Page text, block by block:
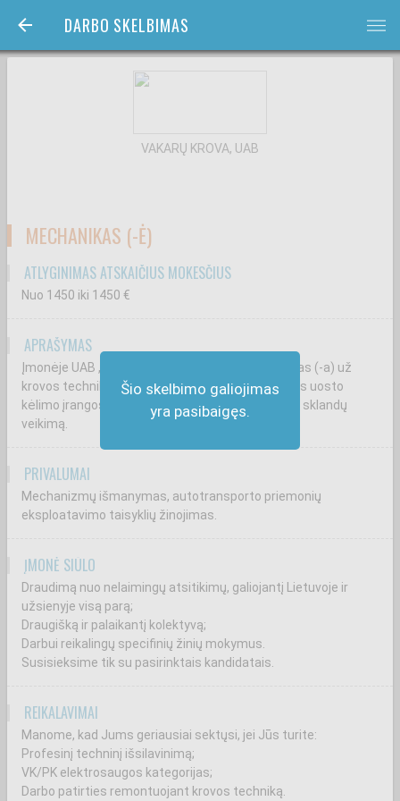
DARBO SKELBIMAS bars
Šio skelbimo galiojimas
yra pasibaigęs.
VAKARŲ KROVA, UAB
MECHANIKAS (-Ė)
ATLYGINIMAS ATSKAIČIUS MOKESČIUS
Nuo 1450 iki 1450 €
APRAŠYMAS
Įmonėje UAB „Vakarų krova" Jūs būsite atsakingas (-a) už
krovos technikos (ratinės/mobilios ir stacionarios uosto
kėlimo įrangos) priežiūros, remonto darbus bei jų sklandų
veikimą.
PRIVALUMAI
Mechanizmų išmanymas, autotransporto priemonių
eksploatavimo taisyklių žinojimas.
ĮMONĖ SIŪLO
Draudimą nuo nelaimingų atsitikimų, galiojantį Lietuvoje ir
užsienyje visą parą;
Draugišką ir palaikantį kolektyvą;
Darbui reikalingų specifinių žinių mokymus.
Susisieksime tik su pasirinktais kandidatais.
REIKALAVIMAI
Manome, kad Jums geriausiai sektųsi, jei Jūs turite:
Profesinį techninį išsilavinimą;
VK/PK elektrosaugos kategorijas;
Darbo patirties remontuojant krovos techniką.